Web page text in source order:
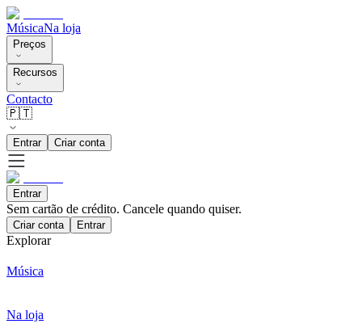
MúsicaNa loja
Preços
Recursos
Contacto
🇵🇹
Entrar Criar conta
Entrar
Sem cartão de crédito. Cancele quando quiser.
Criar conta Entrar
Explorar
Música
Na loja